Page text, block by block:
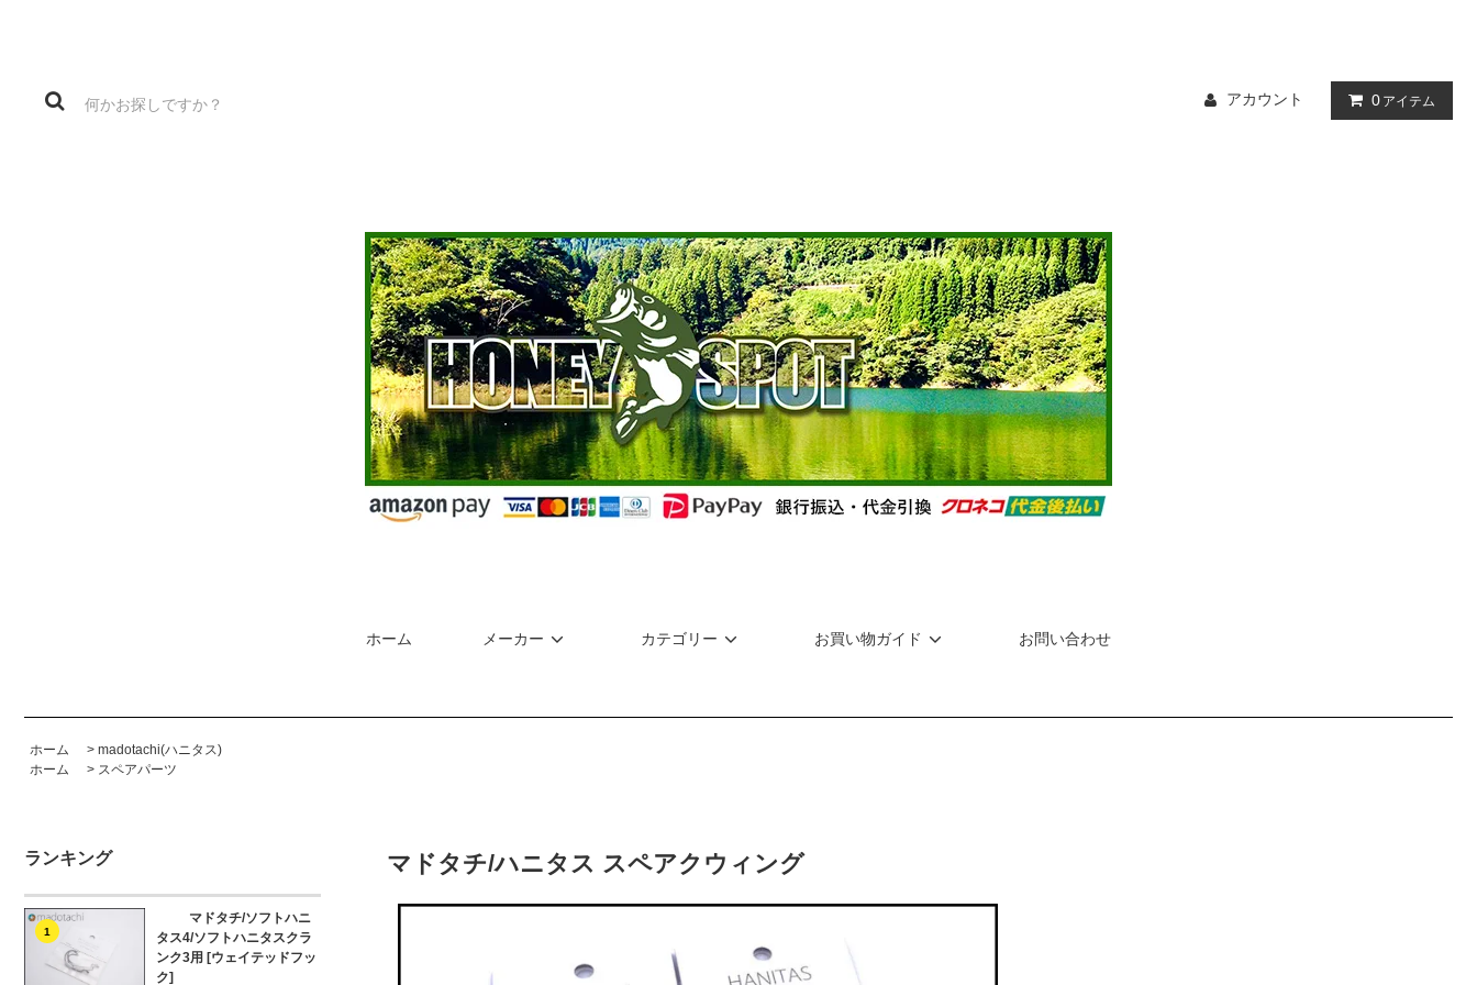
アカウント 0 アイテム
ホーム メーカー カテゴリー お買い物ガイド お問い合わせ
ホーム > madotachi(ハニタス)
ホーム
> スペアパーツ
ランキング
1
マドタチ/ソフトハニ
タス4/ソフトハニタスクラ
ンク3用 [ウェイテッドフッ
ク]
マドタチ/ハニタス スペアクウィング